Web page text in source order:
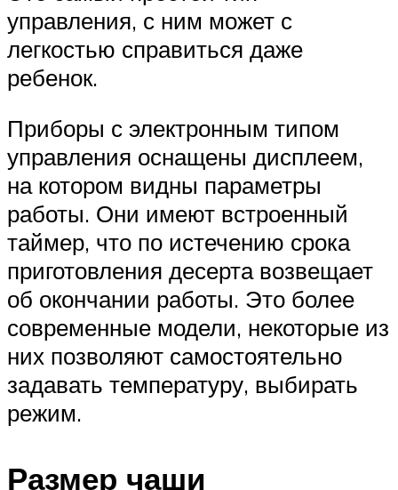
управления, с ним может с
легкостью справиться даже
ребенок.
Приборы с электронным типом
управления оснащены дисплеем,
на котором видны параметры
работы. Они имеют встроенный
таймер, что по истечению срока
приготовления десерта возвещает
об окончании работы. Это более
современные модели, некоторые из
них позволяют самостоятельно
задавать температуру, выбирать
режим.
Размер чаши